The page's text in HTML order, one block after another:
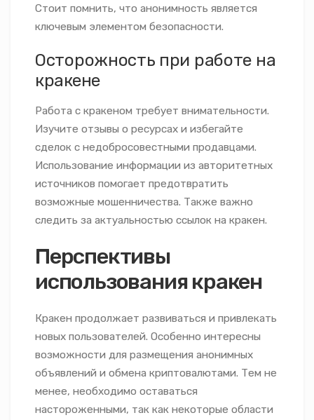
Стоит помнить, что анонимность является
ключевым элементом безопасности.
Осторожность при работе на
кракене
Работа с кракеном требует внимательности.
Изучите отзывы о ресурсах и избегайте
сделок с недобросовестными продавцами.
Использование информации из авторитетных
источников помогает предотвратить
возможные мошенничества. Также важно
следить за актуальностью ссылок на кракен.
Перспективы
использования кракен
Кракен продолжает развиваться и привлекать
новых пользователей. Особенно интересны
возможности для размещения анонимных
объявлений и обмена криптовалютами. Тем не
менее, необходимо оставаться
настороженными, так как некоторые области